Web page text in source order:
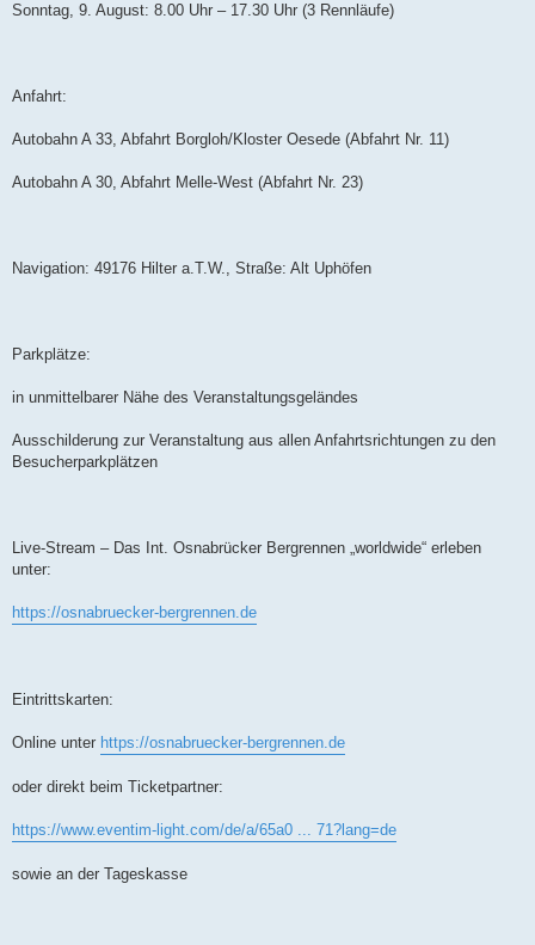
Sonntag, 9. August: 8.00 Uhr – 17.30 Uhr (3 Rennläufe)
Anfahrt:
Autobahn A 33, Abfahrt Borgloh/Kloster Oesede (Abfahrt Nr. 11)
Autobahn A 30, Abfahrt Melle-West (Abfahrt Nr. 23)
Navigation: 49176 Hilter a.T.W., Straße: Alt Uphöfen
Parkplätze:
in unmittelbarer Nähe des Veranstaltungsgeländes
Ausschilderung zur Veranstaltung aus allen Anfahrtsrichtungen zu den
Besucherparkplätzen
Live-Stream – Das Int. Osnabrücker Bergrennen „worldwide“ erleben
unter:
https://osnabruecker-bergrennen.de
Eintrittskarten:
Online unter https://osnabruecker-bergrennen.de
oder direkt beim Ticketpartner:
https://www.eventim-light.com/de/a/65a0 ... 71?lang=de
sowie an der Tageskasse